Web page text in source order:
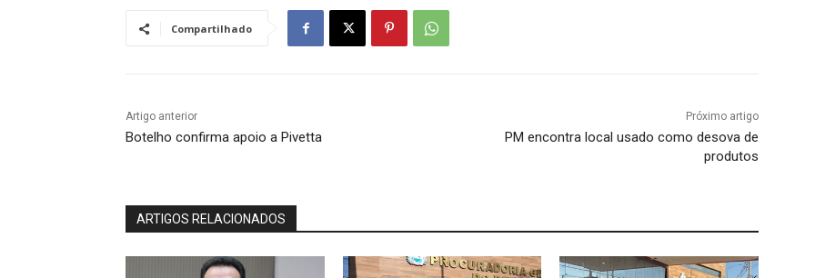
Compartilhado
Artigo anterior
Botelho confirma apoio a Pivetta
Próximo artigo
PM encontra local usado como desova de
produtos
ARTIGOS RELACIONADOS